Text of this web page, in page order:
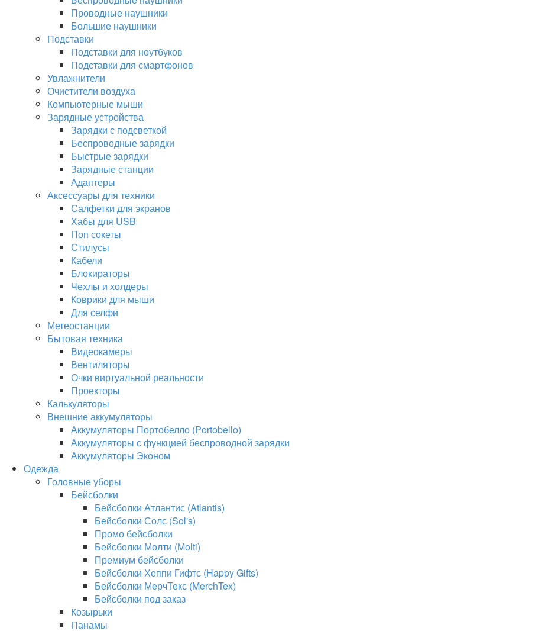
Проводные наушники
Большие наушники
Подставки
Подставки для ноутбуков
Подставки для смартфонов
Увлажнители
Очистители воздуха
Компьютерные мыши
Зарядные устройства
Зарядки с подсветкой
Беспроводные зарядки
Быстрые зарядки
Зарядные станции
Адаптеры
Аксессуары для техники
Салфетки для экранов
Хабы для USB
Поп сокеты
Стилусы
Кабели
Блокираторы
Чехлы и холдеры
Коврики для мыши
Для селфи
Метеостанции
Бытовая техника
Видеокамеры
Вентиляторы
Очки виртуальной реальности
Проекторы
Калькуляторы
Внешние аккумуляторы
Аккумуляторы Портобелло (Portobello)
Аккумуляторы с функцией беспроводной зарядки
Аккумуляторы Эконом
Одежда
Головные уборы
Бейсболки
Бейсболки Атлантис (Atlantis)
Бейсболки Солс (Sol's)
Промо бейсболки
Бейсболки Молти (Molti)
Премиум бейсболки
Бейсболки Хеппи Гифтс (Happy Gifts)
Бейсболки МерчТекс (MerchTex)
Бейсболки под заказ
Козырьки
Панамы